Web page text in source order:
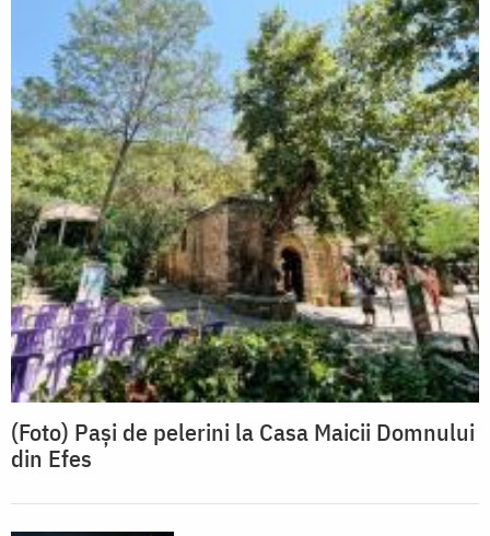
(Foto) Pași de pelerini la Casa Maicii Domnului
din Efes